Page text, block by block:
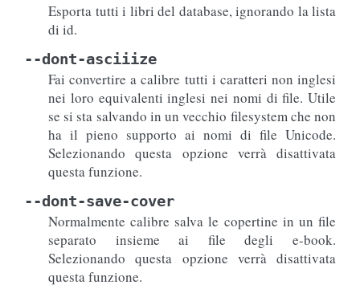
Esporta tutti i libri del database, ignorando la lista
di id.
--dont-asciiize
Fai convertire a calibre tutti i caratteri non inglesi
nei loro equivalenti inglesi nei nomi di file. Utile
se si sta salvando in un vecchio filesystem che non
ha il pieno supporto ai nomi di file Unicode.
Selezionando questa opzione verrà disattivata
questa funzione.
--dont-save-cover
Normalmente calibre salva le copertine in un file
separato insieme ai file degli e-book.
Selezionando questa opzione verrà disattivata
questa funzione.